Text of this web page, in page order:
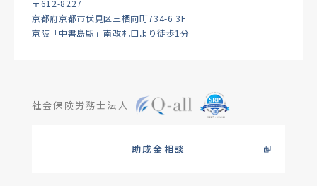
〒612-8227
京都府京都市伏見区三栖向町734-6 3F
京阪「中書島駅」南改札口より徒歩1分
社会保険労務士法人
助成金相談